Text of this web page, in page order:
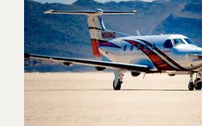
Hatótávolság (NM)